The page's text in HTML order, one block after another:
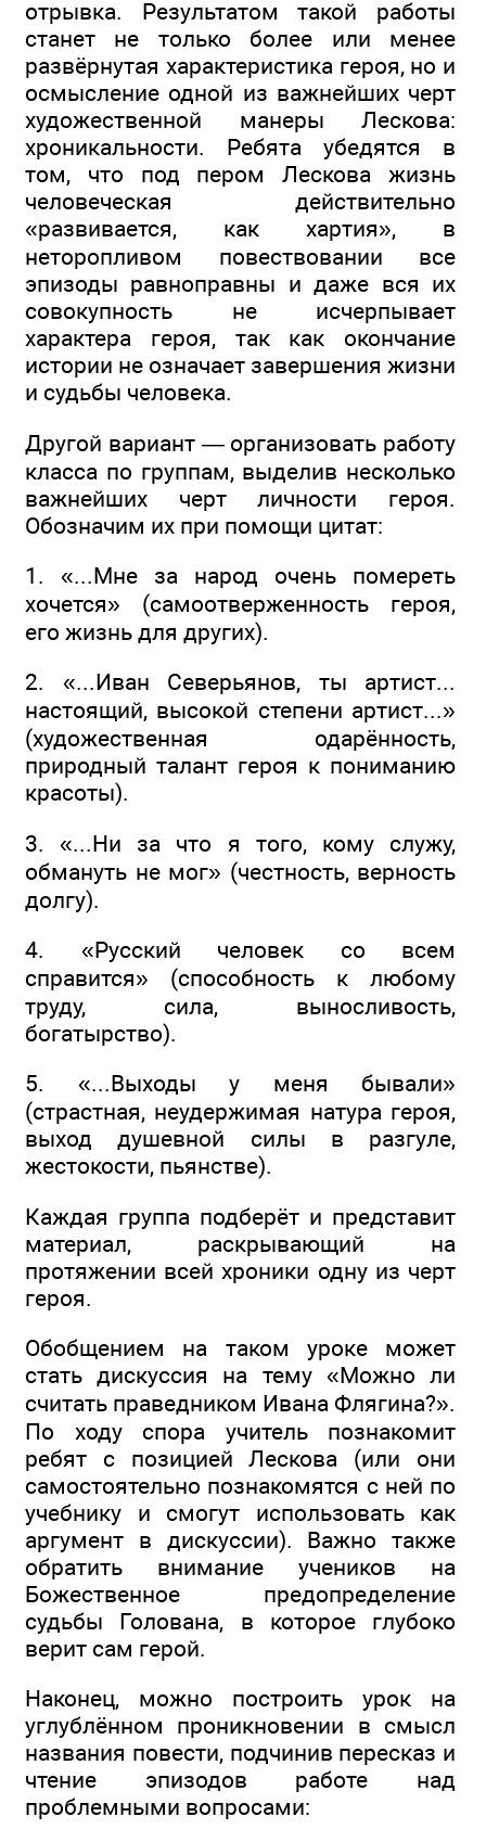
отрывка. Результатом такой работы
станет не только более или менее
развёрнутая характеристика героя, но и
осмысление одной из важнейших черт
художественной манеры Лескова:
хроникальности. Ребята убедятся в
том, что под пером Лескова жизнь
человеческая действительно
«развивается, как хартия», в
неторопливом повествовании все
эпизоды равноправны и даже вся их
совокупность не исчерпывает
характера героя, так как окончание
истории не означает завершения жизни
и судьбы человека.
Другой вариант — организовать работу
класса по группам, выделив несколько
важнейших черт личности героя.
Обозначим их при помощи цитат:
1. «...Мне за народ очень помереть
хочется» (самоотверженность героя,
его жизнь для других).
2. «...Иван Северьянов, ты артист...
настоящий, высокой степени артист...»
(художественная одарённость,
природный талант героя к пониманию
красоты).
3. «...Ни за что я того, кому служу,
обмануть не мог» (честность, верность
долгу).
4. «Русский человек со всем
справится» (способность к любому
труду, сила, выносливость,
богатырство).
5. «...Выходы у меня бывали»
(страстная, неудержимая натура героя,
выход душевной силы в разгуле,
жестокости, пьянстве).
Каждая группа подберёт и представит
материал, раскрывающий на
протяжении всей хроники одну из черт
героя.
Обобщением на таком уроке может
стать дискуссия на тему «Можно ли
считать праведником Ивана Флягина?».
По ходу спора учитель познакомит
ребят с позицией Лескова (или они
самостоятельно познакомятся с ней по
учебнику и смогут использовать как
аргумент в дискуссии). Важно также
обратить внимание учеников на
Божественное предопределение
судьбы Голована, в которое глубоко
верит сам герой.
Наконец, можно построить урок на
углублённом проникновении в смысл
названия повести, подчинив пересказ и
чтение эпизодов работе над
проблемными вопросами: